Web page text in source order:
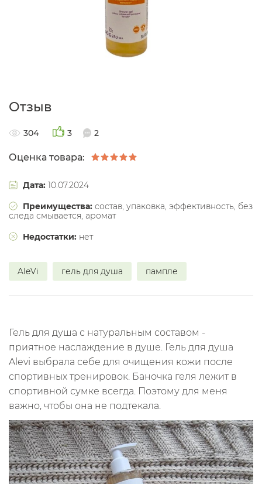
Отзыв
Оценка товара:
304 3 2
Дата: 10.07.2024
Преимущества: состав, упаковка, эффективность, без
следа смывается, аромат
Недостатки: нет
AleVi гель для душа пампле
Гель для душа с натуральным составом -
приятное наслаждение в душе. Гель для душа
Alevi выбрала себе для очищения кожи после
спортивных тренировок. Баночка геля лежит в
спортивной сумке всегда. Поэтому для меня
важно, чтобы она не подтекала.